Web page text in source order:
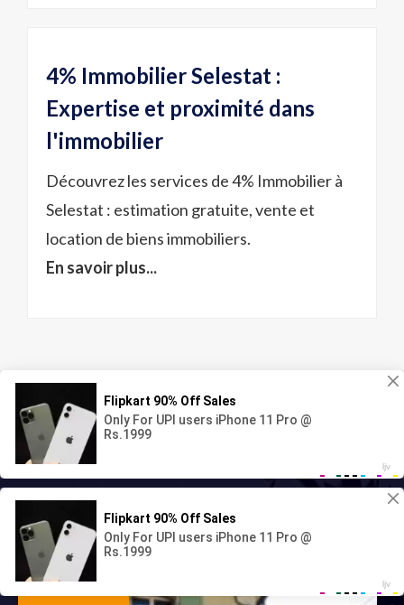
4% Immobilier Selestat :
Expertise et proximité dans
l'immobilier
Découvrez les services de 4% Immobilier à
Selestat : estimation gratuite, vente et
location de biens immobiliers.
En savoir plus...
NOTRE AGENCE